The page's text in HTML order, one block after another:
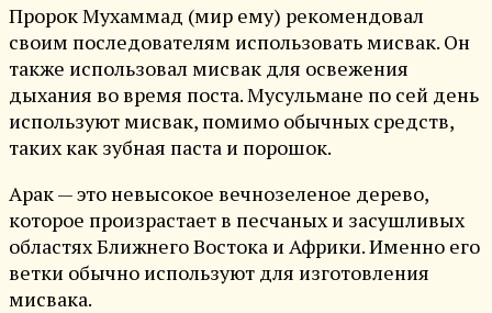
Пророк Мухаммад (мир ему) рекомендовал
своим последователям использовать мисвак. Он
также использовал мисвак для освежения
дыхания во время поста. Мусульмане по сей день
используют мисвак, помимо обычных средств,
таких как зубная паста и порошок.
Арак — это невысокое вечнозеленое дерево,
которое произрастает в песчаных и засушливых
областях Ближнего Востока и Африки. Именно его
ветки обычно используют для изготовления
мисвака.